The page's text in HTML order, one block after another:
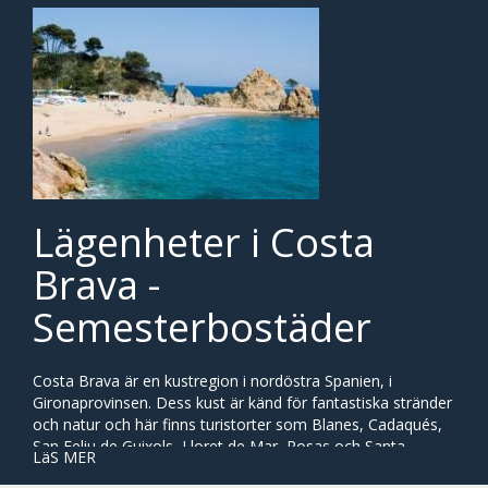
Lägenheter i Costa
Brava -
Semesterbostäder
Costa Brava är en kustregion i nordöstra Spanien, i
Gironaprovinsen. Dess kust är känd för fantastiska stränder
och natur och här finns turistorter som Blanes, Cadaqués,
San Feliu de Guixols, Lloret de Mar, Rosas och Santa
Christina D'Aro med flera. Dessa orter är perfekta för en
LäS MER